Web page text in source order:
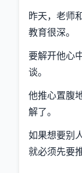
昨天，老师
教育很深。
要解开他心
谈。
他推心置腹
解了。
如果想要别
就必须先要